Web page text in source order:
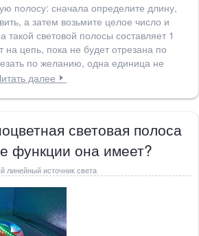
полосу: сначала определите длину,
а затем возьмите целое число и
такой световой полосы составляет 1
цепь, пока не будет отрезана по
по желанию, одна единица не
далее
световая полоса
функции она имеет?
линейный источник света